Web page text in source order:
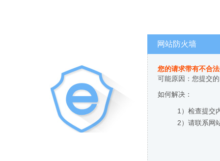
网站防火墙
您的请求带有不合
可能原因：您提交
如何解决：
1）检查提交
2）请联系网